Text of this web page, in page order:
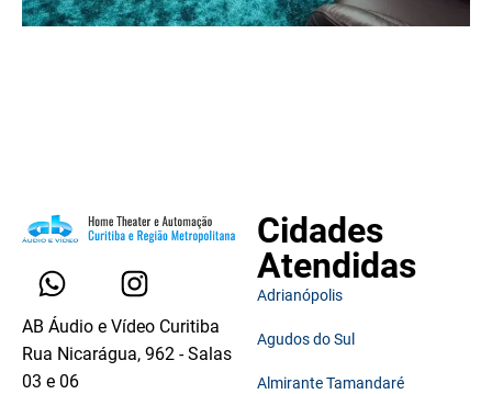
AB Áudio e Vídeo Curitiba
Rua Nicarágua, 962 - Salas
03 e 06
Cidades
Atendidas
Adrianópolis
Agudos do Sul
Almirante Tamandaré